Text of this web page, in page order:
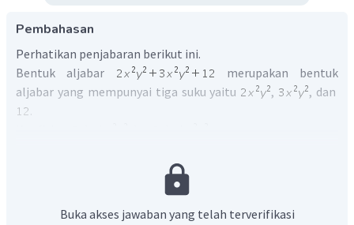
Pembahasan
Perhatikan penjabaran berikut ini.
Bentuk aljabar
merupakan bentuk
aljabar yang mempunyai tiga suku yaitu
,
, dan
.
Buka akses jawaban yang telah terverifikasi